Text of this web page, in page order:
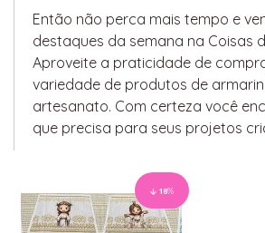
Então não perca mais tempo e
destaques da semana na Coisas
Aproveite a praticidade de
variedade de produtos de
artesanato. Com certeza você
que precisa para seus projetos
18%